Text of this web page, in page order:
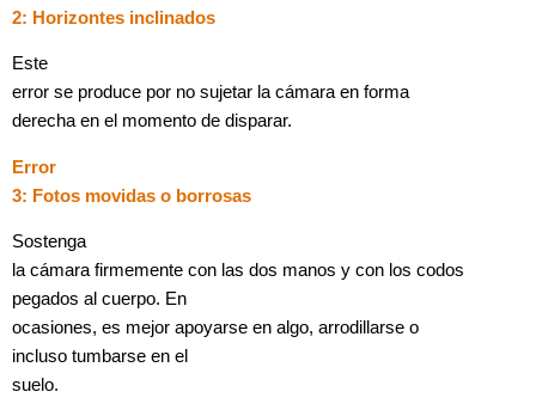
2: Horizontes inclinados
Este
error se produce por no sujetar la cámaraen forma
derecha en el momento de disparar.
Error
3: Fotos movidas o borrosas
Sostenga
la cámara firmemente con las dos manos y con los codos
pegados al cuerpo. En
ocasiones, es mejor apoyarse en algo, arrodillarse o
incluso tumbarse en el
suelo.